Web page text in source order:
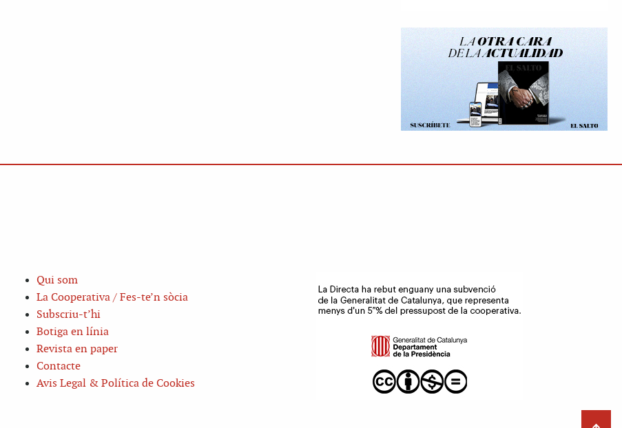
Qui som
La Cooperativa / Fes-te’n sòcia
Subscriu-t’hi
Botiga en línia
Revista en paper
Contacte
Avis Legal & Política de Cookies